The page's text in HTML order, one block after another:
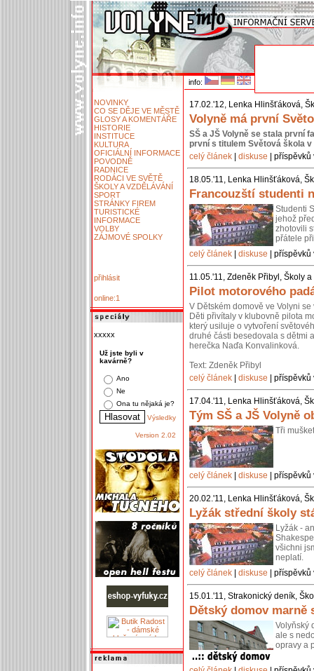
info:
NOVINKY
CO SE DĚJE VE MĚSTĚ
GLOSY A KOMENTÁŘE
HISTORIE
INSTITUCE
KULTURA
OFICIÁLNÍ INFORMACE
POVODNĚ
RADNICE
RODÁCI VE SVĚTĚ
ŠKOLY A VZDĚLÁVÁNÍ
SPORT
STRÁNKY FIREM
TURISTICKÉ
INFORMACE
VOLBY
ZÁJMOVÉ SPOLKY
přihlásit
online:1
xxxxx
Už jste byli v
kavárně?
Ano
Ne
Ona tu nějaká je?
Výsledky
Version 2.02
17.02.'12, Lenka Hlinšťáková,
Volyně má první
SŠ a JŠ Volyně se stala první
první s titulem Světová škola
celý článek
diskuse |
18.05.'11, Lenka Hlinšťáková,
Francouzští studenti
Studenti
jehož
zhotovili
přátele
celý článek
diskuse |
11.05.'11, Zdeněk Přibyl, Školy
Pilot motorového
V Dětském domově ve Volyni
Děti přivítaly v klubovně pilota
který usiluje o vytvoření
druhé části besedovala s dětmi
herečka Naďa Konvalinková.
Text: Zdeněk Přibyl
celý článek
diskuse |
17.04.'11, Lenka Hlinšťáková,
Tým SŠ a JŠ Volyně
Tři
celý článek diskuse |
20.02.'11, Lenka Hlinšťáková,
Lyžák střední školy
Lyžák -
všichni
neplatí.
celý článek
diskuse |
15.01.'11, Strakonický deník,
Dětský domov marně
Volyňský
ale s
opravy a